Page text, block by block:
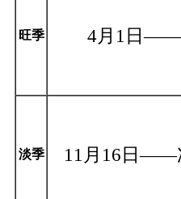
旺季 4月1日
淡季 11月16日——